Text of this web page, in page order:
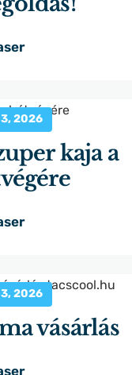
3, 2026
kaja a
3, 2026
vásárlás